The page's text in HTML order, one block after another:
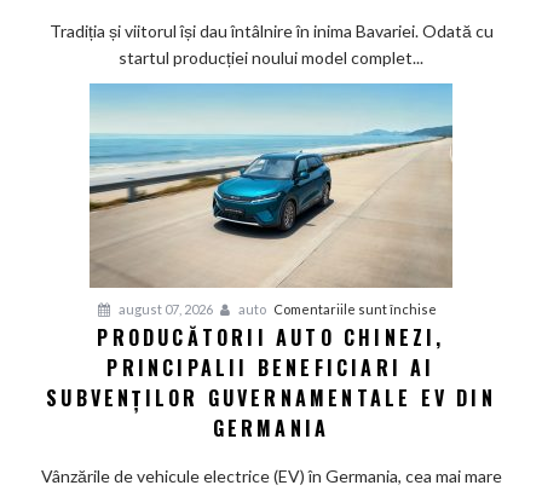
Cea
BMW
renunță
și
100%
Tradiția și viitorul își dau întâlnire în inima Bavariei. Odată cu
startul producției noului model complet...
august 07, 2026 auto Comentariile sunt închise
chinezi,
PRODUCĂTORII AUTO CHINEZI,
PRINCIPALII BENEFICIARI AI
SUBVENȚILOR GUVERNAMENTALE EV DIN
GERMANIA
Vânzările de vehicule electrice (EV) în Germania, cea mai mare